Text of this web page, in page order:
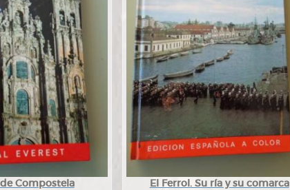
Compostela El Ferrol. Su ría y su comarca